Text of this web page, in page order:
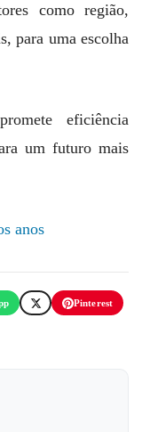
como região,
para uma escolha
eficiência
um futuro mais
anos
Pinterest